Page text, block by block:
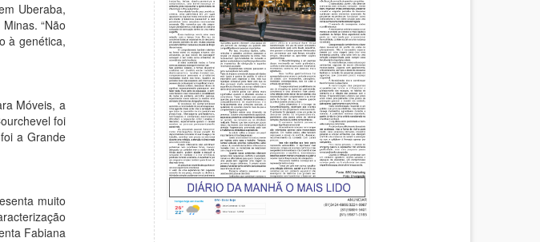
Uberaba,
“Não
à genética,
Móveis, a
foi
a Grande
muito
Fabiana